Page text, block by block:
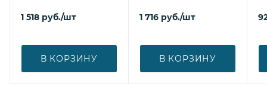
1 518 руб./шт
В КОРЗИНУ
1 716 руб./шт
В КОРЗИНУ